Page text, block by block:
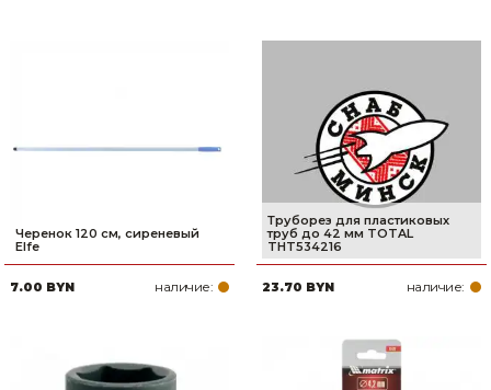
Черенок 120 см, сиреневый
Elfe
7.00 BYN наличие:
Труборез для пластиковых
труб до 42 мм TOTAL
THT534216
23.70 BYN наличие: